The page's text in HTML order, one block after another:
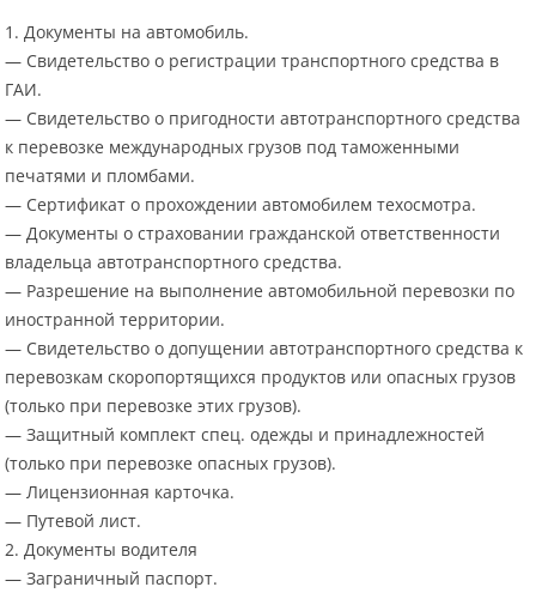
1. Документы на автомобиль.
— Свидетельство о регистрации транспортного средства в
ГАИ.
— Свидетельство о пригодности автотранспортного средства
к перевозке международных грузов под таможенными
печатями и пломбами.
— Сертификат о прохождении автомобилем техосмотра.
— Документы о страховании гражданской ответственности
владельца автотранспортного средства.
— Разрешение на выполнение автомобильной перевозки по
иностранной территории.
— Свидетельство о допущении автотранспортного средства к
перевозкам скоропортящихся продуктов или опасных грузов
(только при перевозке этих грузов).
— Защитный комплект спец. одежды и принадлежностей
(только при перевозке опасных грузов).
— Лицензионная карточка.
— Путевой лист.
2. Документы водителя
— Заграничный паспорт.